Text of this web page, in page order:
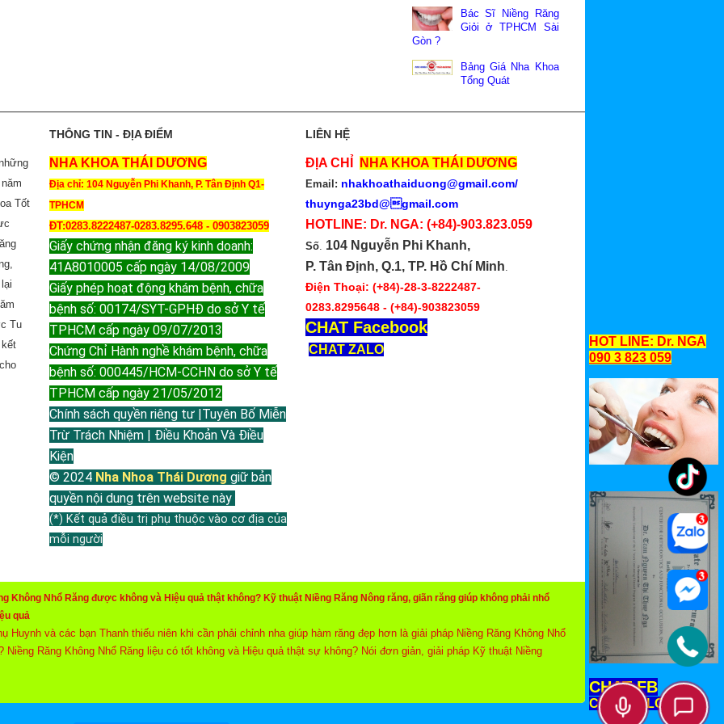
Không Nhổ Răng được không và Hiệu quả thật không? Kỹ thuật Niềng Răng Nông răng, giãn răng giúp không phải nhổ
quả
Huynh và các bạn Thanh thiếu niên khi cần phải chỉnh nha giúp hàm răng đẹp hơn là giải pháp Niềng Răng Không Nhổ
Niềng Răng Không Nhổ Răng liệu có tốt không và Hiệu quả thật sự không? Nói đơn giản, giải pháp Kỹ thuật Niềng
Thái Dương.
Bác Sĩ Niềng Răng
Giỏi ở TPHCM Sài
Gòn ?
Bảng Giá Nha Khoa
Tổng Quát
Tốt
Tu
THÔNG TIN - ĐỊA ĐIỂM
NHA KHOA THÁI DƯƠNG
Địa chỉ: 104 Nguyễn Phi Khanh, P. Tân Định Q1-
TPHCM
ĐT:0283.8222487-0283.8295.648 - 0903823059
Giấy chứng nhận đăng ký kinh doanh:
41A8010005 cấp ngày 14/08/2009
Giấy phép hoạt động khám bệnh, chữa
bệnh số: 00174/SYT-GPHĐ do sở Y tế
TPHCM cấp ngày 09/07/2013
Chứng Chỉ Hành nghề khám bệnh, chữa
bệnh số: 000445/HCM-CCHN do sở Y tế
TPHCM cấp ngày 21/05/2012
Chính sách quyền riêng tư |Tuyên Bố Miễn
Trừ Trách Nhiệm | Điều Khoản Và Điều
Kiện
© 2024 Nha Nhoa Thái Dương giữ bản
quyền nội dung trên website này
(*) Kết quả điều trị phụ thuộc vào cơ địa của
mỗi người
LIÊN HỆ
ĐỊA CHỈ NHA KHOA THÁI DƯƠNG
Email: nhakhoathaiduong@gmail.com/
thuynga23bd@gmail.com
HOTLINE: Dr. NGA: (+84)-903.823.059
Số. 104 Nguyễn Phi Khanh,
P. Tân Định, Q.1, TP. Hồ Chí Minh.
Điện Thoại: (+84)-28-3-8222487-
0283.8295648 - (+84)-903823059
CHAT Facebook
CHAT ZALO
HOT LINE: Dr. NGA
090 3 823 059
CHAT FB
CHAT ZALO